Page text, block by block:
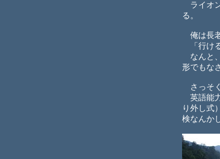
ライオ
る。
俺は長
「行け
なんと
形でもな
さっそ
英語能
り外し式
検なんか